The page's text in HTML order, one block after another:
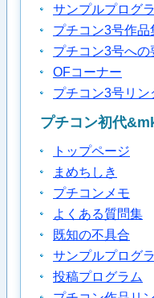
サンプルプログ
プチコン3号作品
プチコン3号への
OFコーナー
プチコン3号リン
プチコン初代
トップページ
まめちしき
プチコンメモ
よくある質問集
既知の不具合
サンプルプログ
投稿プログラム